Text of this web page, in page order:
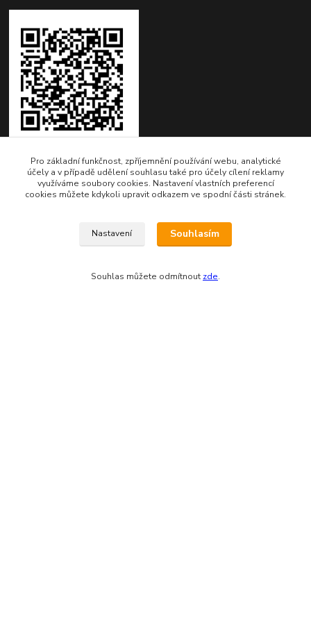
Kontakty
EVTERINKA.CZ - Bohumila Budínová
Pro základní funkčnost, zpříjemnění používání webu, analytické
účely a v případě udělení souhlasu také pro účely cílení reklamy
využíváme soubory cookies. Nastavení vlastních preferencí
cookies můžete kdykoli upravit odkazem ve spodní části stránek.
Nastavení Souhlasím
Souhlas můžete odmítnout zde.